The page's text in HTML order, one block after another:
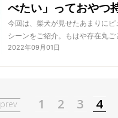
ス柴、クマくん（ @kuma610）
す！
べたい」っておやつ
柴犬のピュアさに震
画】
今回は、柴犬が見せたあまりにピ
シーンをご紹介。もはや存在丸ご
ですが、中でも「そんなピュアさ
2022年09月01日
prev 1 2 3 4